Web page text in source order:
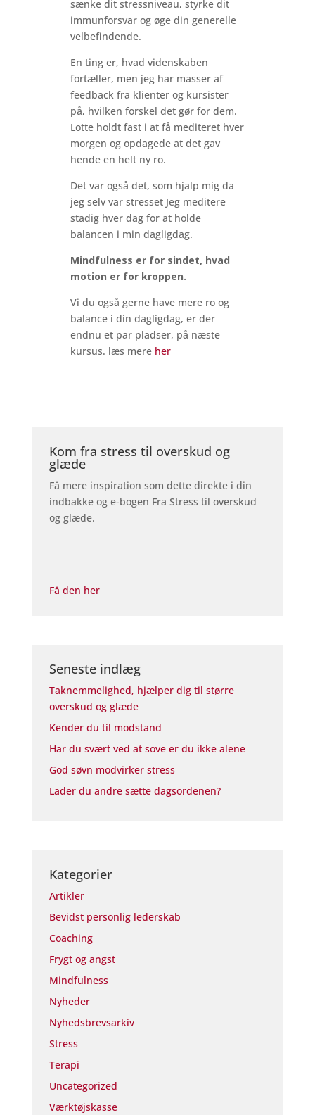
sænke dit stressniveau, styrke dit
immunforsvar og øge din generelle
velbefindende.
En ting er, hvad videnskaben
fortæller, men jeg har masser af
feedback fra klienter og kursister
på, hvilken forskel det gør for dem.
Lotte holdt fast i at få mediteret hver
morgen og opdagede at det gav
hende en helt ny ro.
Det var også det, som hjalp mig da
jeg selv var stresset Jeg meditere
stadig hver dag for at holde
balancen i min dagligdag.
Mindfulness er for sindet, hvad
motion er for kroppen.
Vi du også gerne have mere ro og
balance i din dagligdag, er der
endnu et par pladser, på næste
kursus. læs mere her
Kom fra stress til overskud og
glæde
Få mere inspiration som dette direkte i din
indbakke og e-bogen Fra Stress til overskud
og glæde.
Få den her
Seneste indlæg
Taknemmelighed, hjælper dig til større
overskud og glæde
Kender du til modstand
Har du svært ved at sove er du ikke alene
God søvn modvirker stress
Lader du andre sætte dagsordenen?
Kategorier
Artikler
Bevidst personlig lederskab
Coaching
Frygt og angst
Mindfulness
Nyheder
Nyhedsbrevsarkiv
Stress
Terapi
Uncategorized
Værktøjskasse